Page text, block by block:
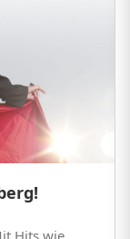
Hits wie